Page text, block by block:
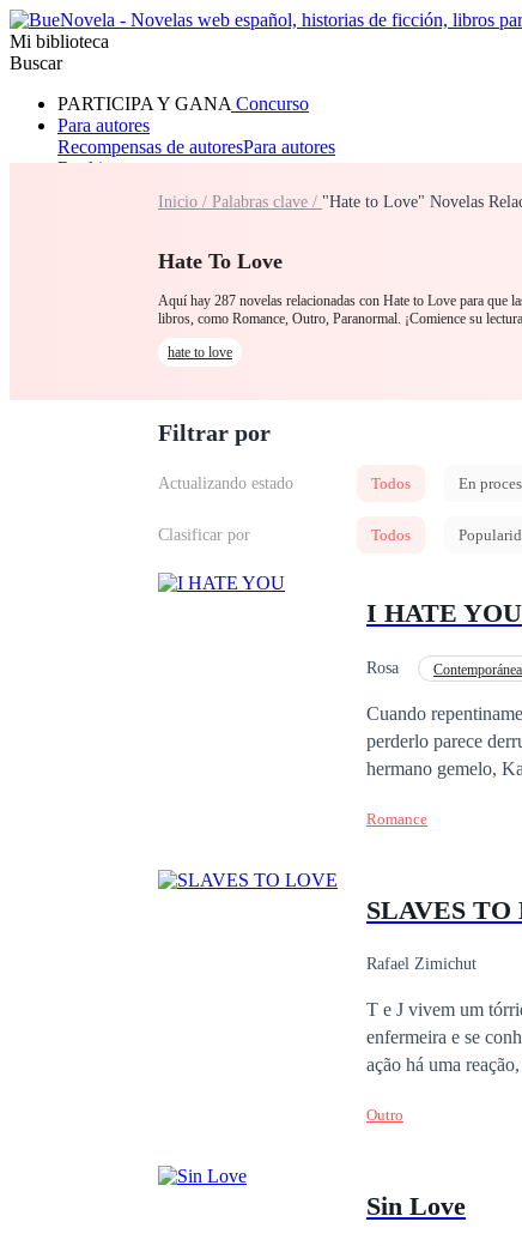
Mi biblioteca
Buscar
PARTICIPA Y GANA Concurso
Para autores
Recompensas de autoresPara autores
Ranking
RomanceHombre lobo
Inicio / Palabras clave / "Hate to Love" Novelas
Hate To Love
Aquí hay 287 novelas relacionadas con Hate to Love para que
libros, como Romance, Outro, Paranormal. ¡Comience su
hate to love
Filtrar por
Actualizando estado Todos En
Clasificar por Todos
I HATE YOU
Rosa Contemporánea
Cuando
perderlo parece
hermano gemelo, Kaiden, parece
consuelo el uno del
Romance
SLAVES TO
Rafael Zimichut
T e J vivem um
enfermeira e se
ação há uma
Outro
Sin Love